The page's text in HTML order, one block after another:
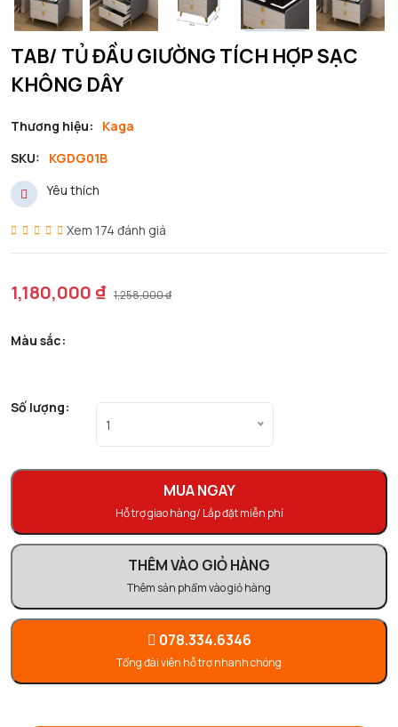
TAB/ TỦ ĐẦU GIƯỜNG TÍCH HỢP SẠC
KHÔNG DÂY
Thương hiệu:
Kaga
SKU:
KGDG01B
Yêu thích
Xem 174 đánh giá
1,180,000 ₫ 1,258,000 ₫
Màu sắc:
Số lượng:
1
MUA NGAY
Hỗ trợ giao hàng/ Lắp đặt miễn phí
THÊM VÀO GIỎ HÀNG
Thêm sản phẩm vào giỏ hàng
078.334.6346
Tổng đài viên hỗ trợ nhanh chóng